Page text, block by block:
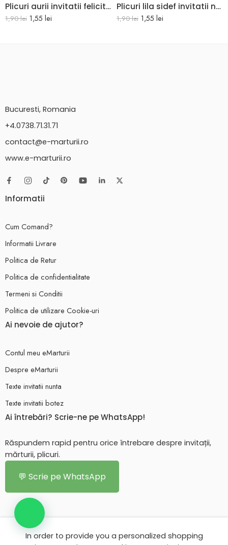
Plicuri aurii invitatii felicitare C5 162 x 229 mm set 20 buc
1,90lei 1,55 lei
Plicuri lila sidef invitatii nunta C5 162 x 229 mm set 20 buc
1,90lei 1,55 lei
Bucuresti, Romania
+4.0738.71.31.71
contact@e-marturii.ro
www.e-marturii.ro
Informatii
Cum Comand?
Informatii Livrare
Politica de Retur
Politica de confidentialitate
Termeni si Conditii
Politica de utilizare Cookie-uri
Ai nevoie de ajutor?
Contul meu eMarturii
Despre eMarturii
Texte invitatii nunta
Texte invitatii botez
Ai întrebări? Scrie-ne pe WhatsApp!
Răspundem rapid pentru orice întrebare despre invitații,
mărturii, plicuri.
💬 Scrie pe WhatsApp
© 2026 - Toate drepturile rezervate. eMarturii.ro!
In order to provide you a personalized shopping